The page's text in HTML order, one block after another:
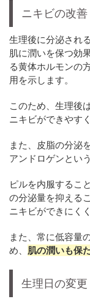
ニキビの改善
生理後に分泌され
肌に潤いを保つ効
る黄体ホルモンの
用を示します。
このため、生理後
ニキビができやす
また、皮脂の分泌
アンドロゲンとい
ピルを内服するこ
の分泌量を抑える
ニキビができにく
また、常に低容量
め、 肌の潤いも保
生理日の変更